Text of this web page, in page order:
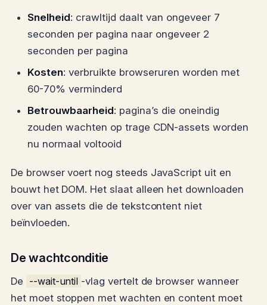
Snelheid: crawltijd daalt van ongeveer 7
seconden per pagina naar ongeveer 2
seconden per pagina
Kosten: verbruikte browseruren worden met
60-70% verminderd
Betrouwbaarheid: pagina’s die oneindig
zouden wachten op trage CDN-assets worden
nu normaal voltooid
De browser voert nog steeds JavaScript uit en
bouwt het DOM. Het slaat alleen het downloaden
over van assets die de tekstcontent niet
beïnvloeden.
De wachtconditie
De --wait-until -vlag vertelt de browser wanneer
het moet stoppen met wachten en content moet